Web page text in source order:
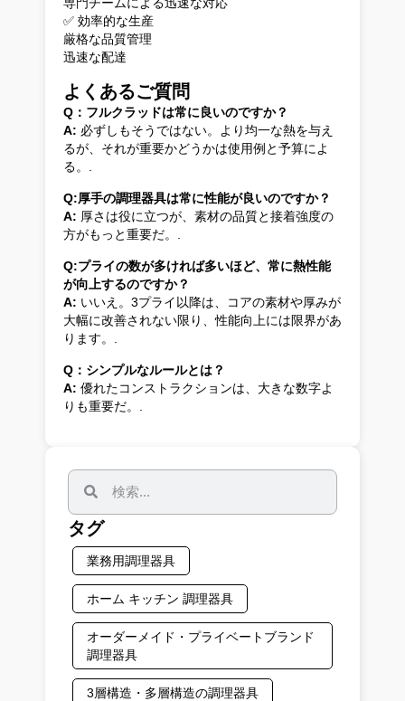
✅ 効率的な生産
厳格な品質管理
迅速な配達
よくあるご質問
Q：フルクラッドは常に良いのですか？
A: 必ずしもそうではない。より均一な熱を与え
るが、それが重要かどうかは使用例と予算によ
る。.
Q:厚手の調理器具は常に性能が良いのですか？
A: 厚さは役に立つが、素材の品質と接着強度の
方がもっと重要だ。.
Q:プライの数が多ければ多いほど、常に熱性能
が向上するのですか？
A: いいえ。3プライ以降は、コアの素材や厚みが
大幅に改善されない限り、性能向上には限界があ
ります。.
Q：シンプルなルールとは？
A: 優れたコンストラクションは、大きな数字よ
りも重要だ。.
タグ
業務用調理器具
ホーム キッチン 調理器具
オーダーメイド・プライベートブランド
調理器具
3層構造・多層構造の調理器具